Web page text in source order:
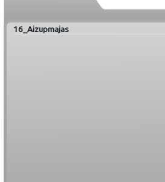
16_Aizupmajas